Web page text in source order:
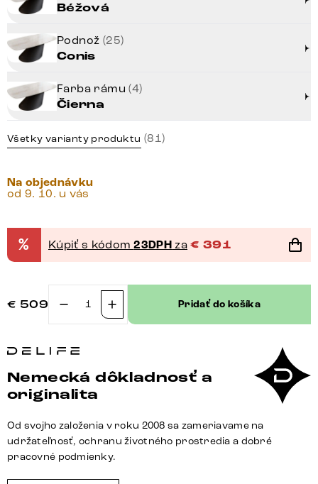
Béžová
Podnož (25)
Conis
Farba rámu(4)
Čierna
Všetky varianty produktu (81)
Na objednávku
od 9. 10. u vás
% Kúpiť s kódom23DPH za € 391
€ 509
množstvo
stolík
zaoblený
100×50
keramika
onyx
Pridať do košíka
Nemecká dôkladnosť a
originalita
Od svojho založenia v roku 2008 sa zameriavame na
udržateľnosť, ochranu životného prostredia a dobré
pracovné podmienky.